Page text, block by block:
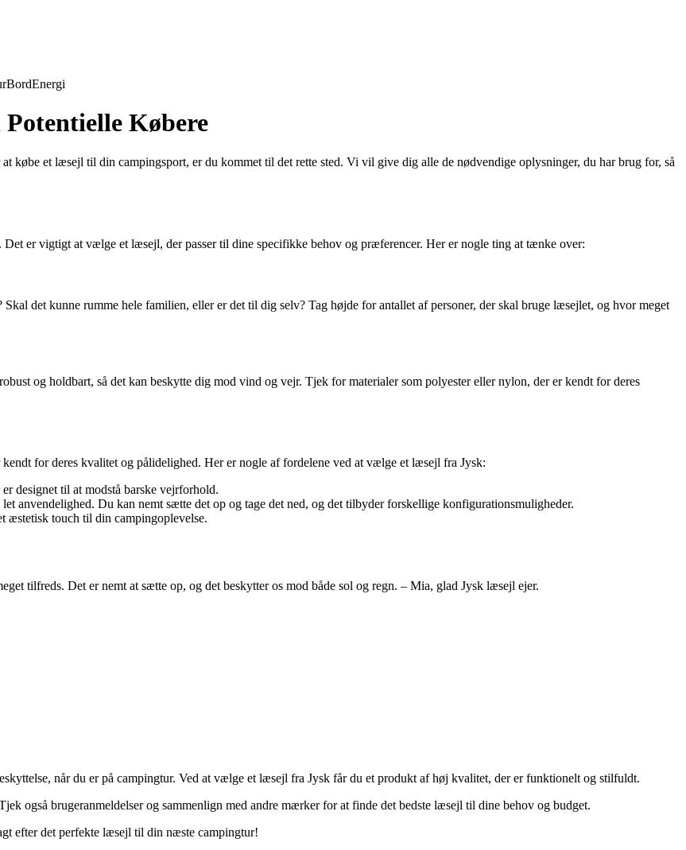
BordEnergi
Købere
købe et læsejl til din campingsport, er du kommet til det rette sted. Vi vil give dig alle de nødvendige oplysninger, du har brug for, så
er vigtigt at vælge et læsejl, der passer til dine specifikke behov og præferencer. Her er nogle ting at tænke over:
det kunne rumme hele familien, eller er det til dig selv? Tag højde for antallet af personer, der skal bruge læsejlet, og hvor meget
og holdbart, så det kan beskytte dig mod vind og vejr. Tjek for materialer som polyester eller nylon, der er kendt for deres
for deres kvalitet og pålidelighed. Her er nogle af fordelene ved at vælge et læsejl fra Jysk:
designet til at modstå barske vejrforhold.
anvendelighed. Du kan nemt sætte det op og tage det ned, og det tilbyder forskellige konfigurationsmuligheder.
æstetisk touch til din campingoplevelse.
tilfreds. Det er nemt at sætte op, og det beskytter os mod både sol og regn. – Mia, glad Jysk læsejl ejer.
når du er på campingtur. Ved at vælge et læsejl fra Jysk får du et produkt af høj kvalitet, der er funktionelt og stilfuldt.
også brugeranmeldelser og sammenlign med andre mærker for at finde det bedste læsejl til dine behov og budget.
efter det perfekte læsejl til din næste campingtur!